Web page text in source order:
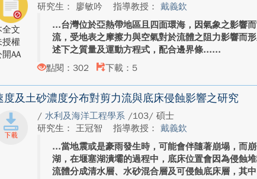
全文
授權
AA
研究生： 廖敏吟
指導教授：戴義欽
台灣位於亞熱帶地區且四面環海，因氣象之影響
流，受地表之摩擦力與空氣對於流體之阻力影響而
述下之質量及運動方程式，配合邊界條...
點閱：302
下載：5
度及土砂濃度分布對剪力流與底床侵蝕影響之研究
/水利及海洋工程學系 /103/ 碩士
研究生： 王冠智
指導教授：戴義欽
當地震或是豪雨發生時，可能會伴隨著崩塌，而
湖，在堰塞湖潰壩的過程中，底床位置會因為侵蝕
流體分成清水層、水砂混合層及可侵蝕底床層，其